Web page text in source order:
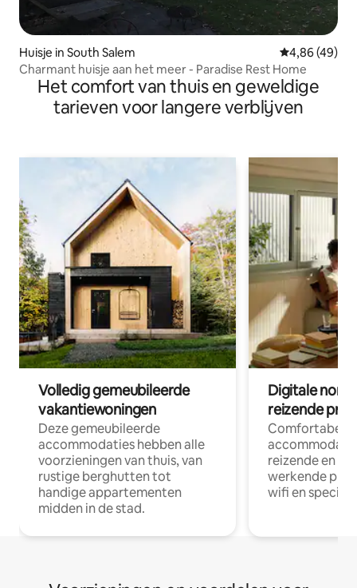
Huisje in South Salem Gemiddelde
4,86 (49)
Charmant huisje aan het meer - Paradise Rest Home
Het comfort van thuis en geweldige
tarieven voor langere verblijven
Volledig gemeubileerde
vakantiewoningen
Deze gemeubileerde
accommodaties hebben alle
voorzieningen van thuis, van
rustige berghutten tot
handige appartementen
midden in de stad.
Digitale
reizende
Comfortabele
reizende en
werkende
wifi en